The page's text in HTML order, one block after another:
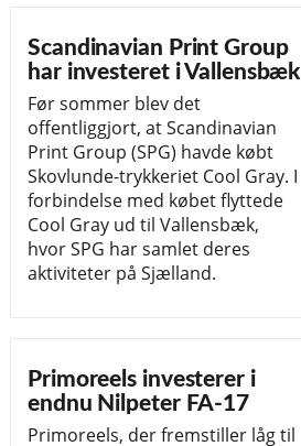
Scandinavian Print Group
har investeret i Vallensbæk
Før sommer blev det
offentliggjort, at Scandinavian
Print Group (SPG) havde købt
Skovlunde-trykkeriet Cool Gray. I
forbindelse med købet flyttede
Cool Gray ud til Vallensbæk,
hvor SPG har samlet deres
aktiviteter på Sjælland.
Primoreels investerer i
endnu Nilpeter FA-17
Primoreels, der fremstiller låg til